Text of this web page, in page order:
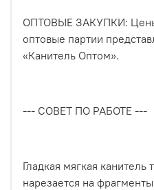
ОПТОВЫЕ ЗАКУПКИ:
оптовые партии
«Канитель Оптом».
--- СОВЕТ ПО РАБОТЕ ---
Гладкая мягкая канитель
нарезается на